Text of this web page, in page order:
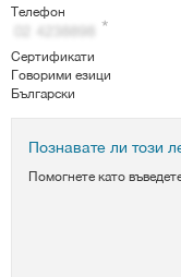
Телефон
Сертификати
Говорими езици
Български
Познавате ли този
Помогнете като